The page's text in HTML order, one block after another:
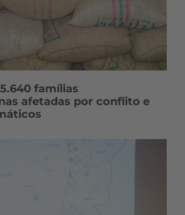
famílias
afetadas por conflito e